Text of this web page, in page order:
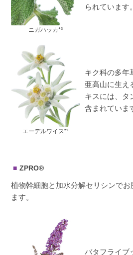
ニガハッカ*³
られています。
エーデルワイス*¹
キク科の多年
亜高山に生え
キスには、タ
含まれていま
ZPRO®
植物幹細胞と加水分解セリシンで
ます。
バタフライブ